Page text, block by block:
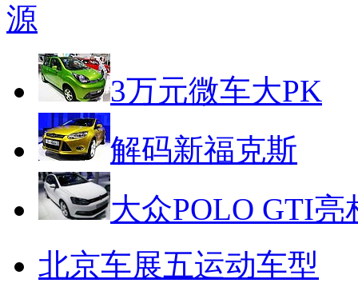
源
3万元微车大PK
解码新福克斯
大众POLO GTI亮
北京车展五运动车型